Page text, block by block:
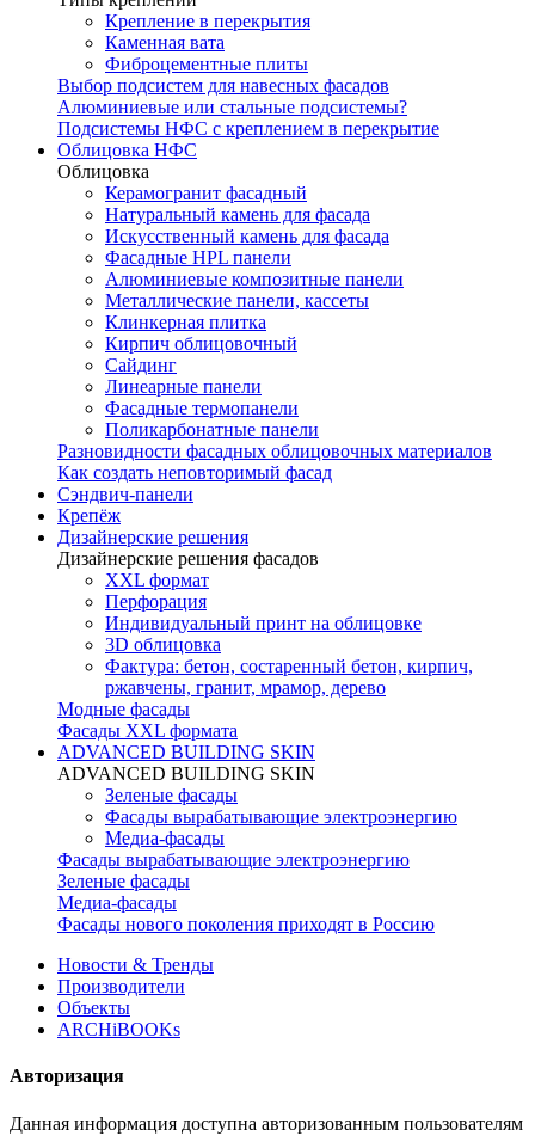
Крепление в перекрытия
Каменная вата
Фиброцементные плиты
Выбор подсистем для навесных фасадов
Алюминиевые или стальные подсистемы?
Подсистемы НФС с креплением в перекрытие
Облицовка НФС
Облицовка
Керамогранит фасадный
Натуральный камень для фасада
Искусственный камень для фасада
Фасадные HPL панели
Алюминиевые композитные панели
Металлические панели, кассеты
Клинкерная плитка
Кирпич облицовочный
Сайдинг
Линеарные панели
Фасадные термопанели
Поликарбонатные панели
Разновидности фасадных облицовочных материалов
Как создать неповторимый фасад
Сэндвич-панели
Крепёж
Дизайнерские решения
Дизайнерские решения фасадов
XXL формат
Перфорация
Индивидуальный принт на облицовке
3D облицовка
Фактура: бетон, состаренный бетон, кирпич,
ржавчены, гранит, мрамор, дерево
Модные фасады
Фасады XXL формата
ADVANCED BUILDING SKIN
ADVANCED BUILDING SKIN
Зеленые фасады
Фасады вырабатывающие электроэнергию
Медиа-фасады
Фасады вырабатывающие электроэнергию
Зеленые фасады
Медиа-фасады
Фасады нового поколения приходят в Россию
Новости & Тренды
Производители
Объекты
ARCHiBOOKs
Авторизация
Данная информация доступна авторизованным пользователям